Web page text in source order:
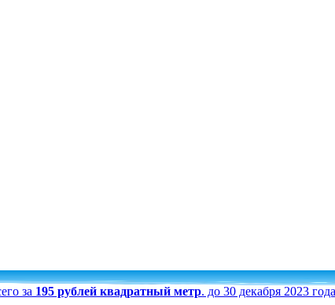
за 195 рублей квадратный метр. до 30 декабря 2023